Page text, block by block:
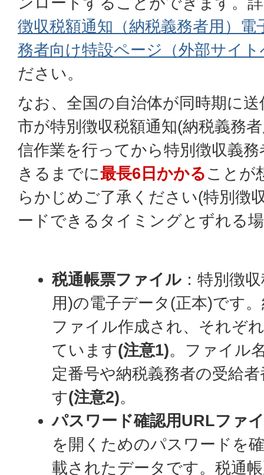
徴収税額通知（納税義務者用）
務者向け特設ページ（外部サイ
ださい。
なお、全国の自治体が同時期に
市が特別徴収税額通知(納税義務
信作業を行ってから特別徴収義
きるまでに最長6日かかることが
らかじめご了承ください(特別徴
ードできるタイミングとずれる
税通帳票ファイル ：特別徴
用)の電子データ(正本)です
ファイル作成され、それぞ
ています(注意1)。ファイル
定番号や納税義務者の受給
す(注意2)。
パスワード確認用URLファ
を開くためのパスワードを
載されたデータです。税通